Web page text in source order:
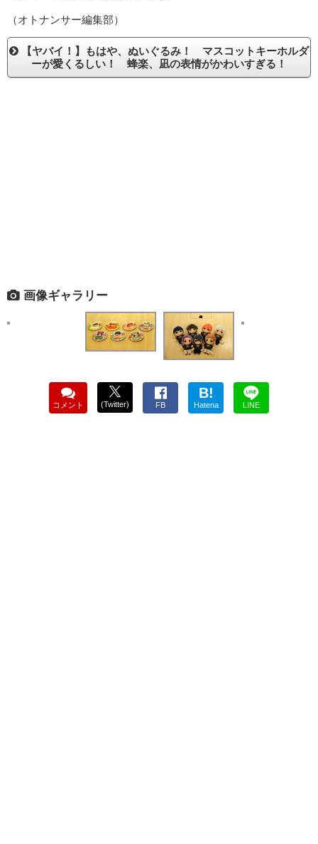
（オトナンサー編集部）
【ヤバイ！】もはや、ぬいぐるみ！ マスコットキーホルダ
ーが愛くるしい！ 蜂楽、凪の表情がかわいすぎる！
画像ギャラリー
コメント (Twitter) FB
B!
Hatena LINE